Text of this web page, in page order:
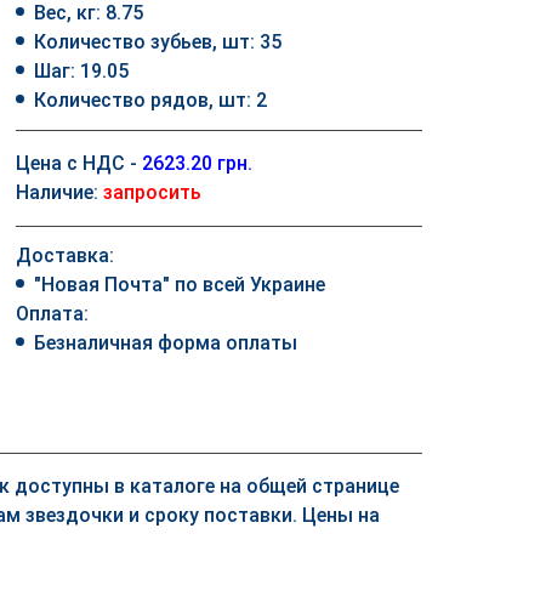
Вес, кг: 8.75
Количество зубьев, шт: 35
Шаг: 19.05
Количество рядов, шт: 2
Цена с НДС - 2623.20 грн.
Наличие: запросить
Доставка:
"Новая Почта" по всей Украине
Оплата:
Безналичная форма оплаты
доступны в каталоге на общей странице
звездочки и сроку поставки. Цены на